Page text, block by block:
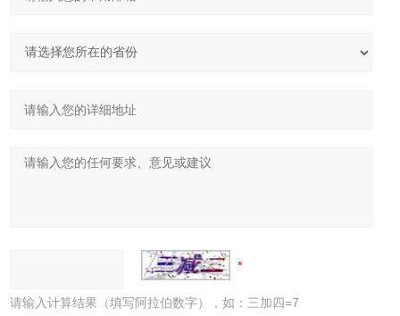
请输入计算结果（填写阿拉伯数字），如：三加四=7